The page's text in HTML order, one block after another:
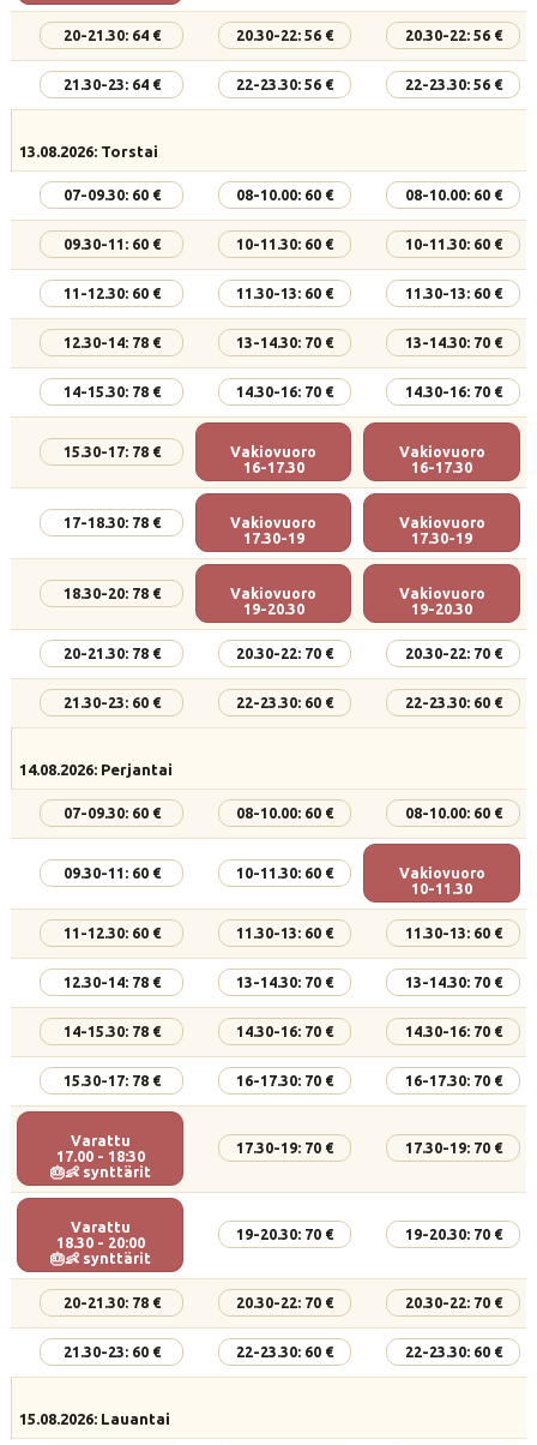
20-21.30: 64 € 20.30-22: 56 € 20.30-22: 56 €
21.30-23: 64 € 22-23.30: 56 € 22-23.30: 56 €
13.08.2026: Torstai
07-09.30: 60 € 08-10.00: 60 € 08-10.00: 60 €
09.30-11: 60 € 10-11.30: 60 € 10-11.30: 60 €
11-12.30: 60 € 11.30-13: 60 € 11.30-13: 60 €
12.30-14: 78 € 13-14.30: 70 € 13-14.30: 70 €
14-15.30: 78 € 14.30-16: 70 € 14.30-16: 70 €
15.30-17: 78 €
Vakiovuoro
16-17.30
Vakiovuoro
16-17.30
17-18.30: 78 €
Vakiovuoro
17.30-19
Vakiovuoro
17.30-19
18.30-20: 78 €
Vakiovuoro
19-20.30
Vakiovuoro
19-20.30
20-21.30: 78 € 20.30-22: 70 € 20.30-22: 70 €
21.30-23: 60 € 22-23.30: 60 € 22-23.30: 60 €
14.08.2026: Perjantai
07-09.30: 60 € 08-10.00: 60 € 08-10.00: 60 €
09.30-11: 60 € 10-11.30: 60 €
Vakiovuoro
10-11.30
11-12.30: 60 € 11.30-13: 60 € 11.30-13: 60 €
12.30-14: 78 € 13-14.30: 70 € 13-14.30: 70 €
14-15.30: 78 € 14.30-16: 70 € 14.30-16: 70 €
15.30-17: 78 € 16-17.30: 70 € 16-17.30: 70 €
Varattu
17.00 - 18:30
🎂👶 synttärit
17.30-19: 70 € 17.30-19: 70 €
Varattu
18.30 - 20:00
🎂👶 synttärit
19-20.30: 70 € 19-20.30: 70 €
20-21.30: 78 € 20.30-22: 70 € 20.30-22: 70 €
21.30-23: 60 € 22-23.30: 60 € 22-23.30: 60 €
15.08.2026: Lauantai